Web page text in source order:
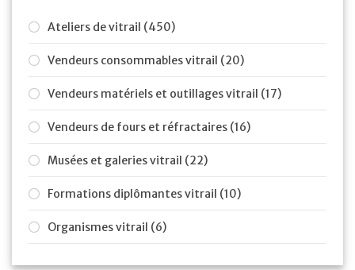
Ateliers de vitrail (450)
Vendeurs consommables vitrail (20)
Vendeurs matériels et outillages vitrail (17)
Vendeurs de fours et réfractaires (16)
Musées et galeries vitrail (22)
Formations diplômantes vitrail (10)
Organismes vitrail (6)